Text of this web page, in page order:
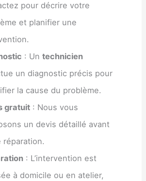
pour décrire votre
et planifier une
: Untechnicien
un diagnostic précis pour
la cause du problème.
gratuit : Nous vous
un devis détaillé avant
réparation.
: L’intervention est
à domicile ou en atelier,